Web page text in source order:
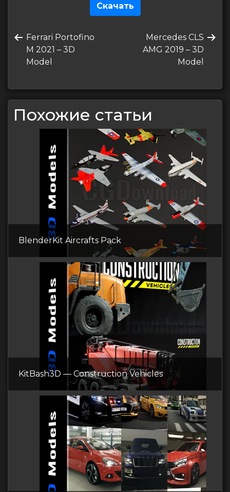
Скачать
по
записям
Предыдущая
запись
Ferrari Portofino
M 2021 – 3D
Model
Следующая
запись
Mercedes CLS
AMG 2019 – 3D
Model
Похожие статьи
BlenderKit Aircrafts Pack
KitBash3D — Construction Vehicles